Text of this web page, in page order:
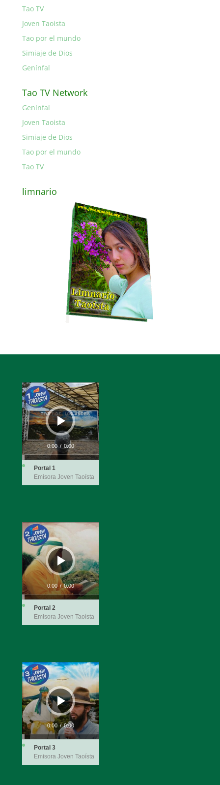
Tao TV
Joven Taoista
Tao por el mundo
Simiaje de Dios
Genínfal
Tao TV Network
Genínfal
Joven Taoista
Simiaje de Dios
Tao por el mundo
Tao TV
limnario
Reproductor
de
audio
0:00 / 0:00
Portal 1
Emisora Joven Taoísta
Reproductor
de
audio
0:00 / 0:00
Portal 2
Emisora Joven Taoísta
Reproductor
de
audio
0:00 / 0:00
Portal 3
Emisora Joven Taoísta